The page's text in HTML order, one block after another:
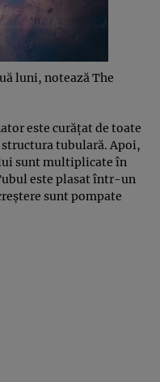
luni, notează The
este curățat de toate
tubulară. Apoi,
sunt multiplicate în
este plasat într-un
sunt pompate